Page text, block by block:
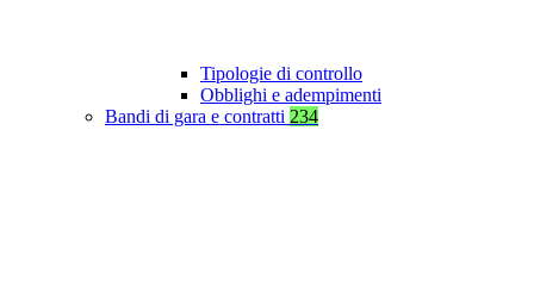
Tipologie di controllo
Obblighi e adempimenti
Bandi di gara e contratti 234